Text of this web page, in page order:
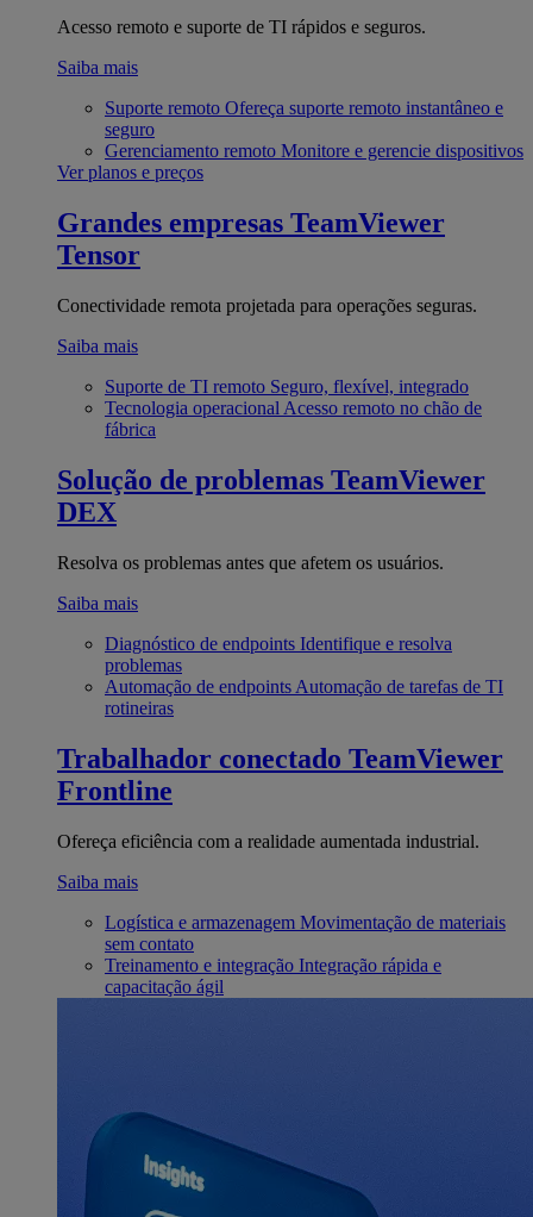
Acesso remoto e suporte de TI rápidos e seguros.
Saiba mais
Suporte remoto Ofereça suporte remoto instantâneo e
seguro
Gerenciamento remoto Monitore e gerencie dispositivos
Ver planos e preços
Grandes empresas TeamViewer
Tensor
Conectividade remota projetada para operações seguras.
Saiba mais
Suporte de TI remoto Seguro, flexível, integrado
Tecnologia operacional Acesso remoto no chão de
fábrica
Solução de problemas TeamViewer
DEX
Resolva os problemas antes que afetem os usuários.
Saiba mais
Diagnóstico de endpoints Identifique e resolva
problemas
Automação de endpoints Automação de tarefas de TI
rotineiras
Trabalhador conectado TeamViewer
Frontline
Ofereça eficiência com a realidade aumentada industrial.
Saiba mais
Logística e armazenagem Movimentação de materiais
sem contato
Treinamento e integração Integração rápida e
capacitação ágil